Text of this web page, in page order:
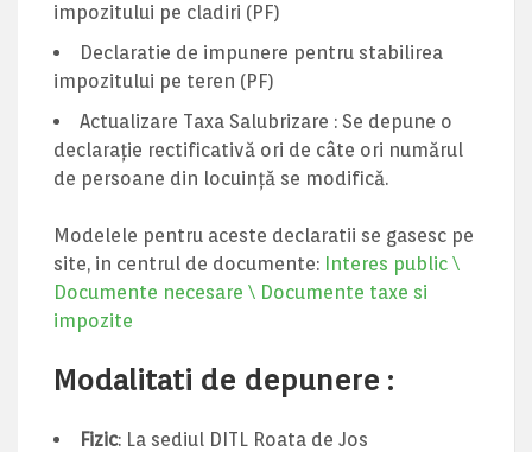
impozitului pe cladiri (PF)
Declaratie de impunere pentru stabilirea
impozitului pe teren (PF)
Actualizare Taxa Salubrizare : Se depune o
declarație rectificativă ori de câte ori numărul
de persoane din locuință se modifică.
Modelele pentru aceste declaratii se gasesc pe
site, in centrul de documente: Interes public \
Documente necesare \ Documente taxe si
impozite
Modalitati de depunere :
Fizic: La sediul DITL Roata de Jos